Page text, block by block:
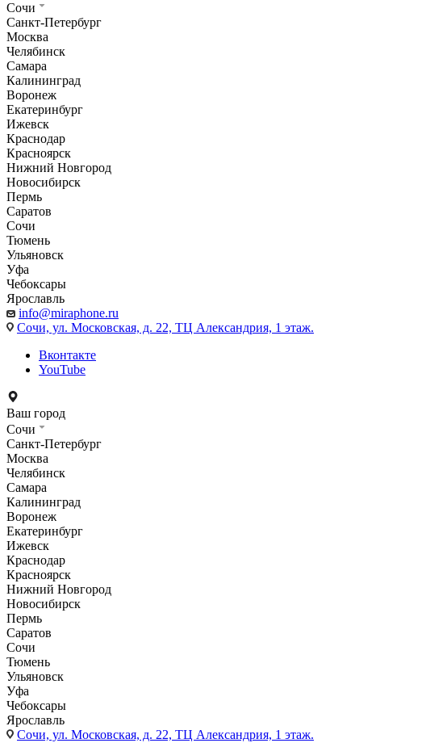
Сочи
Санкт-Петербург
Москва
Челябинск
Самара
Калининград
Воронеж
Екатеринбург
Ижевск
Краснодар
Красноярск
Нижний Новгород
Новосибирск
Пермь
Саратов
Сочи
Тюмень
Ульяновск
Уфа
Чебоксары
Ярославль
info@miraphone.ru
Сочи, ул. Московская, д. 22, ТЦ Александрия, 1 этаж.
Вконтакте
YouTube
Ваш город
Сочи
Санкт-Петербург
Москва
Челябинск
Самара
Калининград
Воронеж
Екатеринбург
Ижевск
Краснодар
Красноярск
Нижний Новгород
Новосибирск
Пермь
Саратов
Сочи
Тюмень
Ульяновск
Уфа
Чебоксары
Ярославль
Сочи, ул. Московская, д. 22, ТЦ Александрия, 1 этаж.